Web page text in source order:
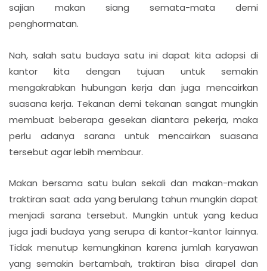
sajian makan siang semata-mata demi
penghormatan.
Nah, salah satu budaya satu ini dapat kita adopsi di
kantor kita dengan tujuan untuk semakin
mengakrabkan hubungan kerja dan juga mencairkan
suasana kerja. Tekanan demi tekanan sangat mungkin
membuat beberapa gesekan diantara pekerja, maka
perlu adanya sarana untuk mencairkan suasana
tersebut agar lebih membaur.
Makan bersama satu bulan sekali dan makan-makan
traktiran saat ada yang berulang tahun mungkin dapat
menjadi sarana tersebut. Mungkin untuk yang kedua
juga jadi budaya yang serupa di kantor-kantor lainnya.
Tidak menutup kemungkinan karena jumlah karyawan
yang semakin bertambah, traktiran bisa dirapel dan